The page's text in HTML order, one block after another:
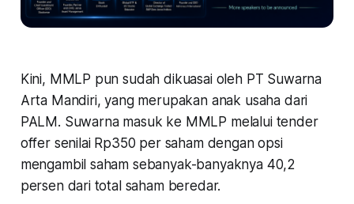
Kini, MMLP pun sudah dikuasai oleh PT Suwarna
Arta Mandiri, yang merupakan anak usaha dari
PALM. Suwarna masuk ke MMLP melalui tender
offer senilai Rp350 per saham dengan opsi
mengambil saham sebanyak-banyaknya 40,2
persen dari total saham beredar.